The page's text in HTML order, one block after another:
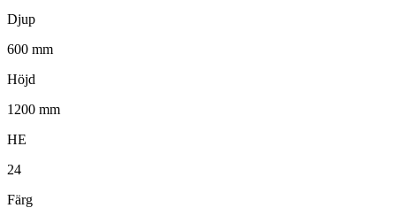
Djup
600 mm
Höjd
1200 mm
HE
24
Färg